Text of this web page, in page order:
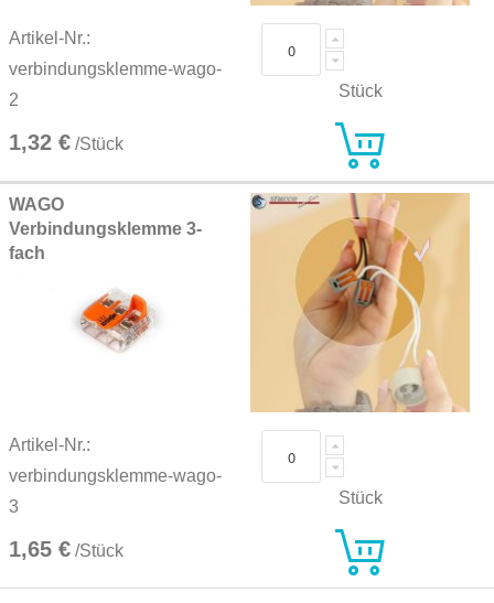
Artikel-Nr.:
verbindungsklemme-wago-
2
1,32 € /Stück
Stück
WAGO
Verbindungsklemme 3-
fach
Artikel-Nr.:
verbindungsklemme-wago-
3
1,65 € /Stück
Stück